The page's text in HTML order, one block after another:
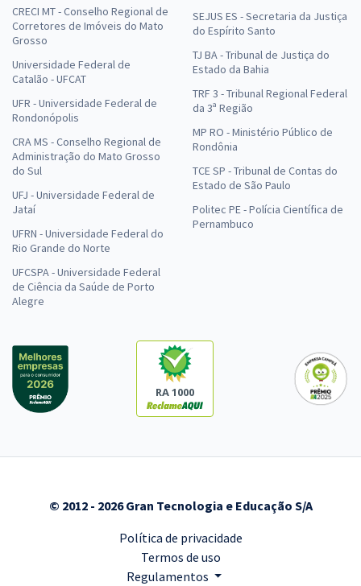
CRECI MT - Conselho Regional de
Corretores de Imóveis do Mato
Grosso
Universidade Federal de
Catalão - UFCAT
UFR - Universidade Federal de
Rondonópolis
CRA MS - Conselho Regional de
Administração do Mato Grosso
do Sul
UFJ - Universidade Federal de
Jataí
UFRN - Universidade Federal do
Rio Grande do Norte
UFCSPA - Universidade Federal
de Ciência da Saúde de Porto
Alegre
SEJUS ES - Secretaria da Justiça
do Espírito Santo
TJ BA - Tribunal de Justiça do
Estado da Bahia
TRF 3 - Tribunal Regional Federal
da 3ª Região
MP RO - Ministério Público de
Rondônia
TCE SP - Tribunal de Contas do
Estado de São Paulo
Politec PE - Polícia Científica de
Pernambuco
RA 1000
© 2012 - 2026 Gran Tecnologia e Educação S/A
Política de privacidade
Termos de uso
Regulamentos